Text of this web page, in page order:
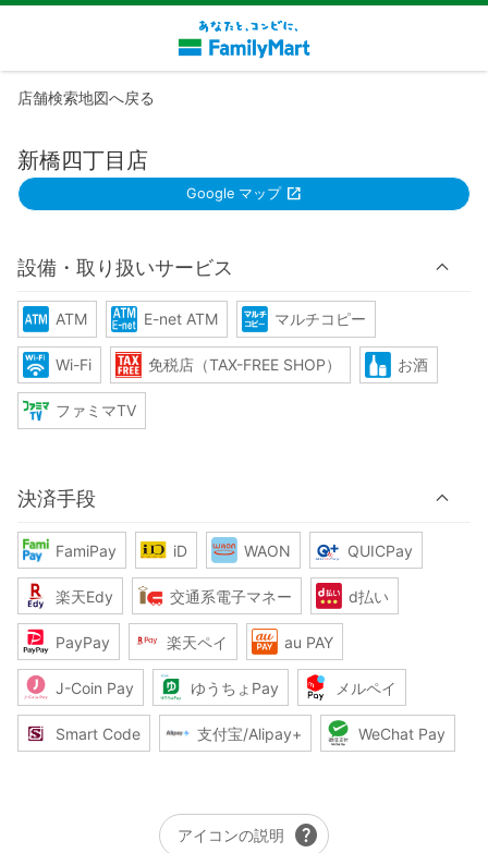
店舗検索地図へ戻る
新橋四丁目店
Google マップ
設備・取り扱いサービス
ATM E-net ATM マルチコピー
Wi-Fi 免税店（TAX-FREE SHOP） お酒
ファミマTV
決済手段
FamiPay iD WAON QUICPay
楽天Edy 交通系電子マネー d払い
PayPay 楽天ペイ au PAY
J-Coin Pay ゆうちょPay メルペイ
Smart Code 支付宝/Alipay+ WeChat Pay
アイコンの説明 help